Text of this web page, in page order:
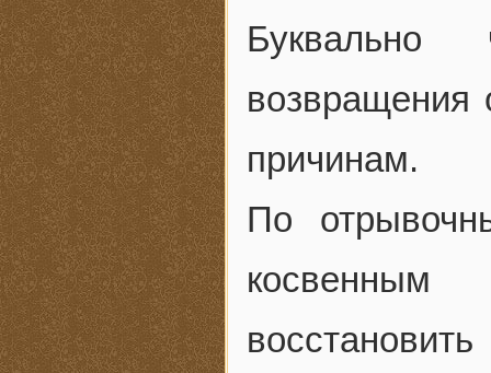
возвращения
причинам.
По